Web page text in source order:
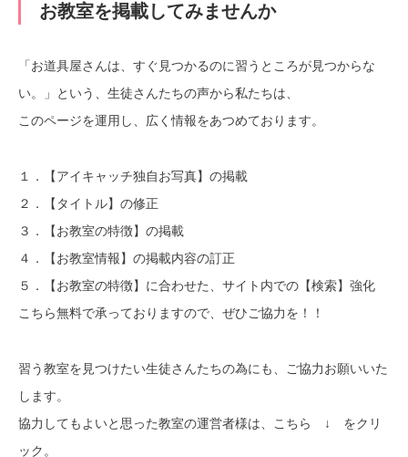
お教室を掲載してみませんか
「お道具屋さんは、すぐ見つかるのに習うところが見つからな
い。」という、生徒さんたちの声から私たちは、
このページを運用し、広く情報をあつめております。
１．【アイキャッチ独自お写真】の掲載
２．【タイトル】の修正
３．【お教室の特徴】の掲載
４．【お教室情報】の掲載内容の訂正
５．【お教室の特徴】に合わせた、サイト内での【検索】強化
こちら無料で承っておりますので、ぜひご協力を！！
習う教室を見つけたい生徒さんたちの為にも、ご協力お願いいた
します。
協力してもよいと思った教室の運営者様は、こちら ↓ をクリ
ック。